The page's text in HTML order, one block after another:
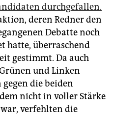
durchgefallen.
deren Redner den
Debatte noch
hatte, überraschend
gestimmt. Da auch
und Linken
die beiden
nicht in voller Stärke
verfehlten die